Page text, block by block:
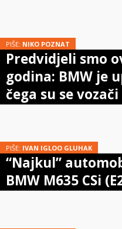
PIŠE: NIKO POZNAT
Predvidjeli smo
godina: BMW je
čega su se
PIŠE: IVAN IGLOO GLUHAK
“Najkul”
BMW M635 CSi